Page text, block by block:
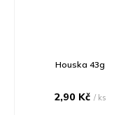
Houska 43g
2,90 Kč / ks